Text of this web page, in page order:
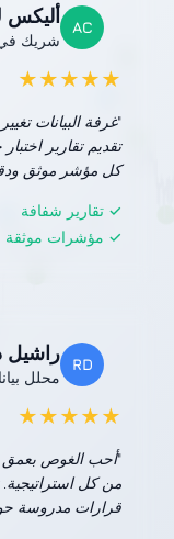
AC
شريك في
★★★★★
"غرفة البيانات
تقديم تقارير
كل مؤشر موثق
✓ تقارير شفافة
✓ مؤشرات موثقة
RD راشيل
محلل
★★★★★
"أحب الغوص بعمق
من كل
قرارات مدروسة